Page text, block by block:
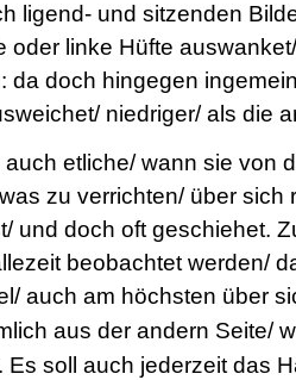
ligend- und sitzenden
oder linke Hüfte
da doch hingegen
niedriger/ als die
etliche/ wann sie von
zu verrichten/ über sich
und doch oft geschiehet.
beobachtet werden/
auch am höchsten über
aus der andern Seite/
Es soll auch jederzeit das